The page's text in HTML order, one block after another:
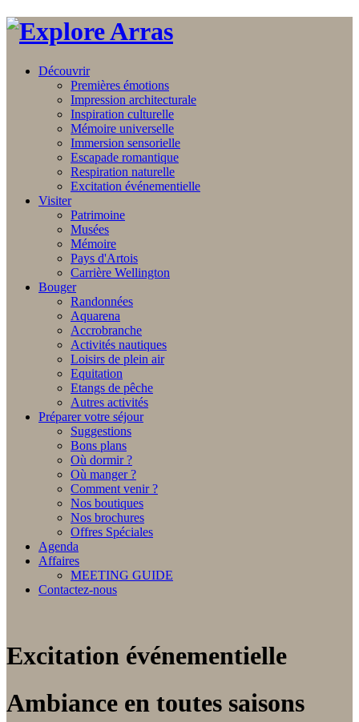
Découvrir
Premières émotions
Impression architecturale
Inspiration culturelle
Mémoire universelle
Immersion sensorielle
Escapade romantique
Respiration naturelle
Excitation événementielle
Visiter
Patrimoine
Musées
Mémoire
Pays d'Artois
Carrière Wellington
Bouger
Randonnées
Aquarena
Accrobranche
Activités nautiques
Loisirs de plein air
Equitation
Etangs de pêche
Autres activités
Préparer votre séjour
Suggestions
Bons plans
Où dormir ?
Où manger ?
Comment venir ?
Nos boutiques
Nos brochures
Offres Spéciales
Agenda
Affaires
MEETING GUIDE
Contactez-nous
Excitation événementielle
Ambiance en toutes saisons